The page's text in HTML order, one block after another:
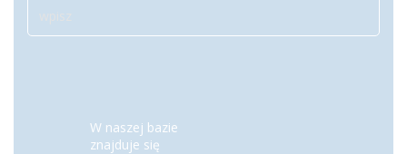
W naszej bazie
znajduje się